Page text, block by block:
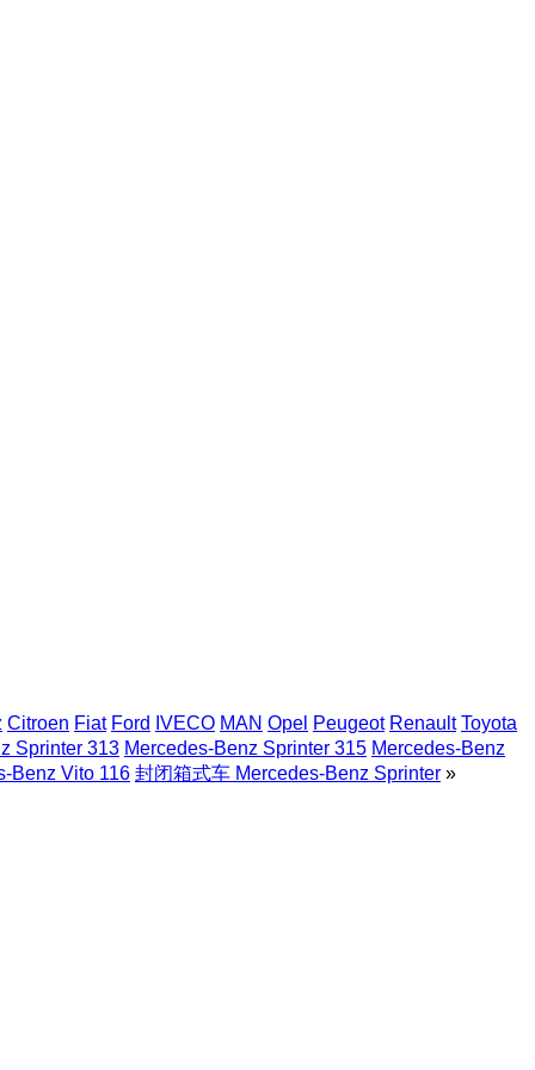
Citroen Fiat Ford IVECO MAN Opel Peugeot Renault Toyota
Sprinter 313 Mercedes-Benz Sprinter 315 Mercedes-Benz
Benz Vito 116 封闭箱式车 Mercedes-Benz Sprinter »